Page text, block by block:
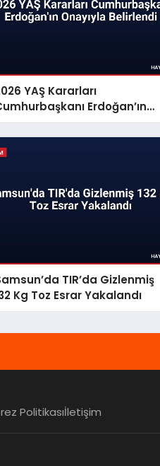
YAŞ Kararları
Erdoğan’ın
Belirlendi
TIR’da Gizlenmiş
Kg Toz Esrar Yakalandı
Politikasıİletişim